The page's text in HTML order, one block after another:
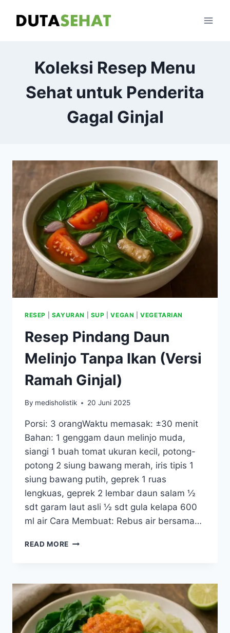
Koleksi Resep Menu
Sehat untuk Penderita
Gagal Ginjal
RESEP SAYURAN SUP |VEGAN |VEGETARIAN
Resep Pindang Daun
Melinjo Tanpa Ikan (Versi
Ramah Ginjal)
By medisholistik 20 Juni 2025
Porsi: 3 orangWaktu memasak: ±30 menit
Bahan: 1 genggam daun melinjo muda,
siangi 1 buah tomat ukuran kecil, potong-
potong 2 siung bawang merah, iris tipis 1
siung bawang putih, geprek 1 ruas
lengkuas, geprek 2 lembar daun salam ½
sdt garam laut asli ½ sdt gula kelapa 600
ml air Cara Membuat: Rebus air bersama…
READ MORE RESEP
TANPA
IKAN
(VERSI
RAMAH
GINJAL)